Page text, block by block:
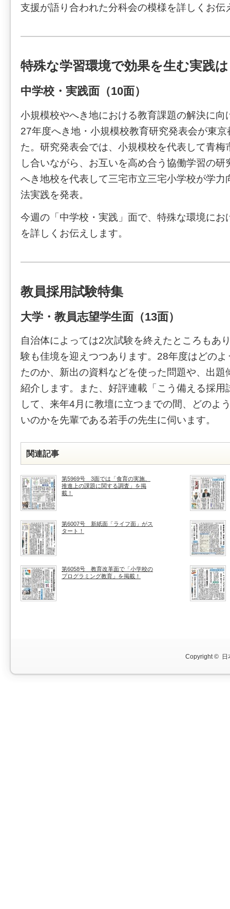
支援が語り合われた分科会の模様を詳しくお伝
特殊な学習環境で効果を生む実践は
中学校・実践面（10面）
小規模校やへき地における教育課題の解決に向
27年度へき地・小規模校教育研究発表会が東
た。研究発表会では、小規模校を代表して青梅
し合いながら、お互いを高め合う協働学習の
へき地校を代表して三宅市立三宅小学校が学力
法実践を発表。
今週の「中学校・実践」面で、特殊な環境にお
を詳しくお伝えします。
教員採用試験特集
大学・教員志望学生面（13面）
自治体によっては2次試験を終えたところもあ
験も佳境を迎えつつあります。28年度はどの
たのか、新出の資料などを使った問題や、出題
紹介します。また、好評連載「こう備える採用
して、来年4月に教壇に立つまでの間、どのよ
いのかを先輩である若手の先生に伺います。
関連記事
第5969号 3面では「食育の実施、
推進上の課題に関する調査」を掲
載！
第6007号 新紙面「ライフ面」がス
タート！
第6058号 教育改革面で「小学校の
プログラミング教育」を掲載！
Copyright © 日